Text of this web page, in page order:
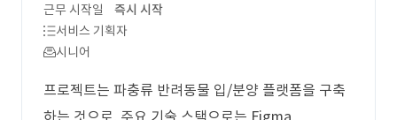
근무 시작일
즉시 시작
서비스 기획자
시니어
프로젝트는 파충류 반려동물 입/분양 플랫폼을 구축
하는 것으로, 주요 기술 스택으로는 Figma,